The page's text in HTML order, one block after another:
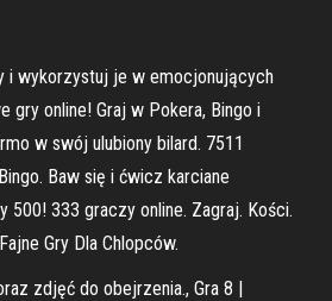
i wykorzystuj je w emocjonujących
gry online! Graj w Pokera, Bingo i
w swój ulubiony bilard. 7511
Baw się i ćwicz karciane
500! 333 graczy online. Zagraj. Kości.
Gry Dla Chlopców.
zdjęć do obejrzenia., Gra 8 |